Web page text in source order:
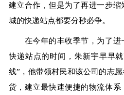
建立合作，但是为了再进一步
城的快递站点都要分秒必争。
在今年的丰收季节，为了进
快递站点的时间，朱新宇早早
线”，他带领村民和该公司的志
货，建立最快速便捷的物流体